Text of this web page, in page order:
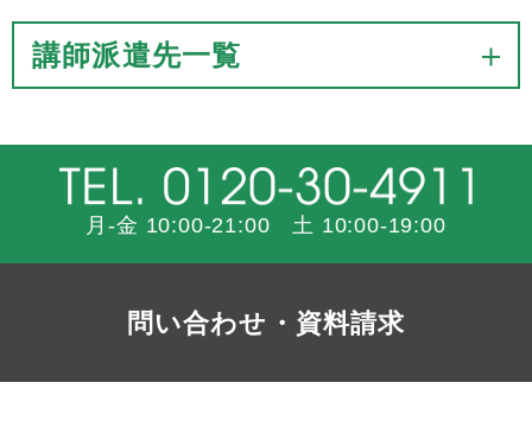
講師派遣先一覧
月-金 10:00-21:00 土 10:00-19:00
問い合わせ・資料請求